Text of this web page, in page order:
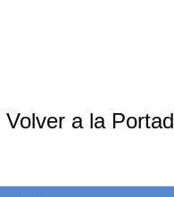
Volver a la